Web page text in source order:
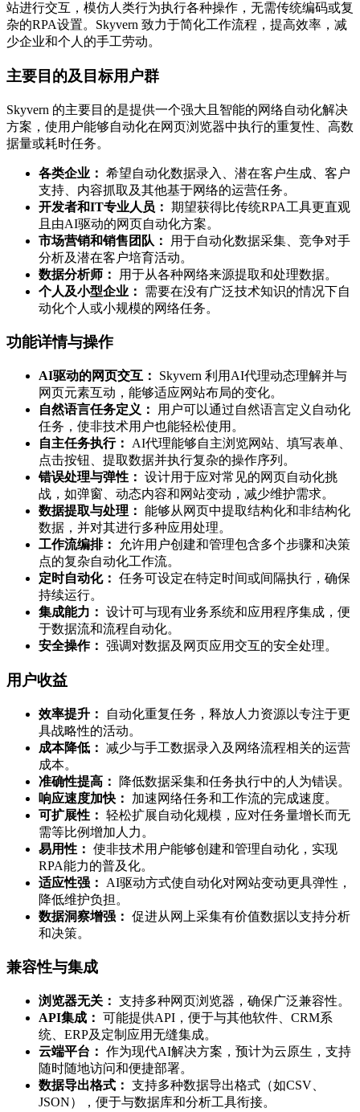
站进行交互，模仿人类行为执行各种操作，无需传统编码或复
杂的RPA设置。Skyvern 致力于简化工作流程，提高效率，减
少企业和个人的手工劳动。
主要目的及目标用户群
Skyvern 的主要目的是提供一个强大且智能的网络自动化解决
方案，使用户能够自动化在网页浏览器中执行的重复性、高数
据量或耗时任务。
各类企业： 希望自动化数据录入、潜在客户生成、客户
支持、内容抓取及其他基于网络的运营任务。
开发者和IT专业人员： 期望获得比传统RPA工具更直观
且由AI驱动的网页自动化方案。
市场营销和销售团队：
用于自动化数据采集、竞争对手
分析及潜在客户培育活动。
数据分析师：
用于从各种网络来源提取和处理数据。
个人及小型企业：
需要在没有广泛技术知识的情况下自
动化个人或小规模的网络任务。
功能详情与操作
AI驱动的网页交互：
Skyvern 利用AI代理动态理解并与
网页元素互动，能够适应网站布局的变化。
自然语言任务定义：
用户可以通过自然语言定义自动化
任务，使非技术用户也能轻松使用。
自主任务执行：
AI代理能够自主浏览网站、填写表单、
点击按钮、提取数据并执行复杂的操作序列。
错误处理与弹性： 设计用于应对常见的网页自动化挑
战，如弹窗、动态内容和网站变动，减少维护需求。
数据提取与处理： 能够从网页中提取结构化和非结构化
数据，并对其进行多种应用处理。
工作流编排：
允许用户创建和管理包含多个步骤和决策
点的复杂自动化工作流。
定时自动化： 任务可设定在特定时间或间隔执行，确保
持续运行。
集成能力： 设计可与现有业务系统和应用程序集成，便
于数据流和流程自动化。
安全操作： 强调对数据及网页应用交互的安全处理。
用户收益
效率提升：
自动化重复任务，释放人力资源以专注于更
具战略性的活动。
成本降低： 减少与手工数据录入及网络流程相关的运营
成本。
准确性提高：
降低数据采集和任务执行中的人为错误。
响应速度加快：
加速网络任务和工作流的完成速度。
可扩展性： 轻松扩展自动化规模，应对任务量增长而无
需等比例增加人力。
易用性： 使非技术用户能够创建和管理自动化，实现
RPA能力的普及化。
适应性强：
AI驱动方式使自动化对网站变动更具弹性，
降低维护负担。
数据洞察增强： 促进从网上采集有价值数据以支持分析
和决策。
兼容性与集成
浏览器无关： 支持多种网页浏览器，确保广泛兼容性。
API集成： 可能提供API，便于与其他软件、CRM系
统、ERP及定制应用无缝集成。
云端平台： 作为现代AI解决方案，预计为云原生，支持
随时随地访问和便捷部署。
数据导出格式： 支持多种数据导出格式（如CSV、
JSON），便于与数据库和分析工具衔接。